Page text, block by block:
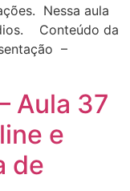
Nessa aula
Conteúdo da
–
Aula 37
e
de